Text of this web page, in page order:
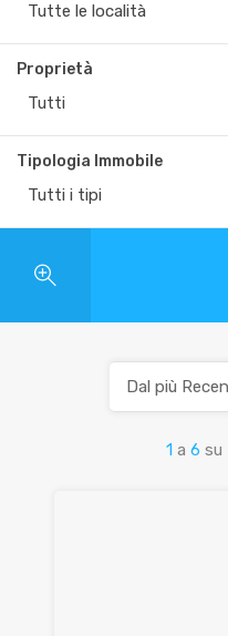
Tutte le località
Proprietà
Tutti
Tipologia Immobile
Tutti i tipi
1 a 6 su
Dal più